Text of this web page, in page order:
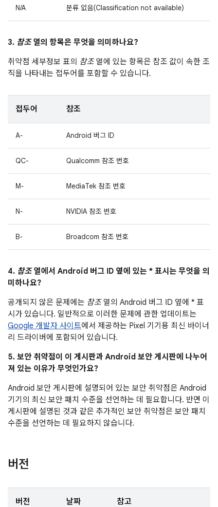
N/A 분류 없음(Classification not available)
3. 참조열의 항목은 무엇을 의미하나요?
취약점 세부정보 표의 참조열에 있는 항목은 참조 값이 속한 조
직을 나타내는 접두어를 포함할 수 있습니다.
접두어 참조
A- Android 버그 ID
QC- Qualcomm 참조 번호
M- MediaTek 참조 번호
N- NVIDIA 참조 번호
B- Broadcom 참조 번호
4. 참조열에서 Android 버그 ID 옆에 있는 * 표시는 무엇을 의
미하나요?
공개되지 않은 문제에는 참조열의 Android 버그 ID 옆에 * 표
시가 있습니다. 일반적으로 이러한 문제에 관한 업데이트는
Google 개발자 사이트에서 제공하는 Pixel 기기용 최신 바이너
리 드라이버에 포함되어 있습니다.
5. 보안 취약점이 이 게시판과 Android 보안 게시판에 나누어
져 있는 이유가 무엇인가요?
Android 보안 게시판에 설명되어 있는 보안 취약점은 Android
기기의 최신 보안 패치 수준을 선언하는 데 필요합니다. 반면 이
게시판에 설명된 것과 같은 추가적인 보안 취약점은 보안 패치
수준을 선언하는 데 필요하지 않습니다.
버전
버전 날짜 참고